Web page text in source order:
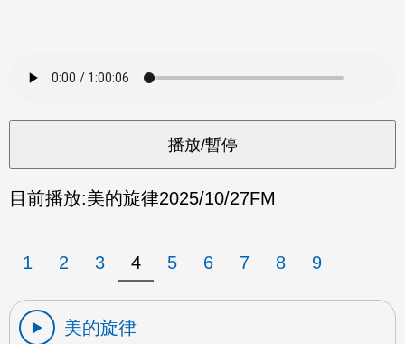
目前播放:美的旋律2025/10/27FM
1 2 3 4 5 6 7 8 9
美的旋律